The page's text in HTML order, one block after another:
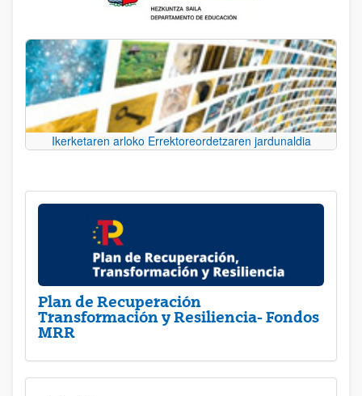
Ikerketaren arloko Errektoreordetzaren jardunaldia
Plan de Recuperación
Transformación y Resiliencia- Fondos
MRR